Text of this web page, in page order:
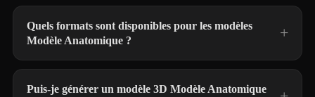
Quels formats sont disponibles pour les modèles
Modèle Anatomique ?
Puis-je générer un modèle 3D Modèle Anatomique